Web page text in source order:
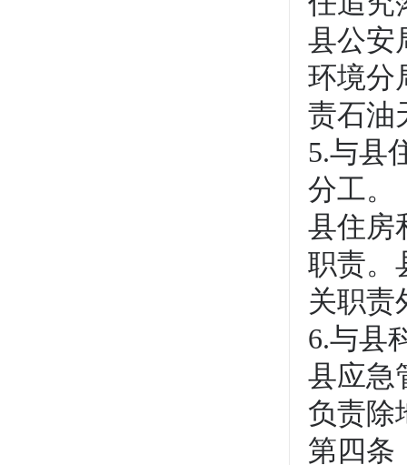
县公安
环境分
责石油
5.与县
分工。
县住房
职责。
关职责
6.与县
县应急
负责除
第四条